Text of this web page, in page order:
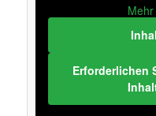
Erforderlichen